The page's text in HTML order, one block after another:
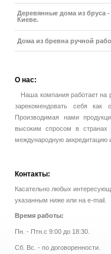
Деревянные дома из бруса
Киеве.
Дома из бревна ручной
О нас:
Наша компания работает на
зарекомендовать себя как
Производимая нами
высоким спросом в
международную аккредитацию
Контакты:
Касательно любых
указанным ниже или на e-mail.
Время работы:
Пн. - Птн.с 9:00 до 18:30.
Сб. Вс. - по договоренности.